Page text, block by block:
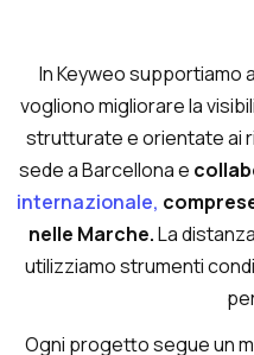
In Keyweo supportiamo
vogliono migliorare la
strutturate e orientate ai
sede a Barcellona e
internazionale,
nelle Marche.La
utilizziamo strumenti
Ogni progetto segue un